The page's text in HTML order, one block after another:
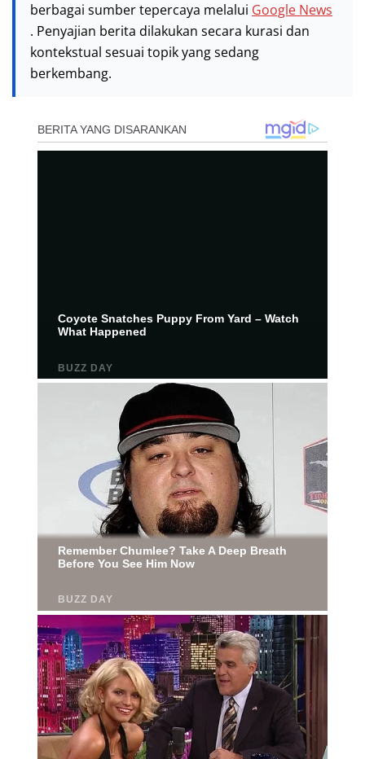
berbagai sumber tepercaya melalui Google News
. Penyajian berita dilakukan secara kurasi dan
kontekstual sesuai topik yang sedang
berkembang.